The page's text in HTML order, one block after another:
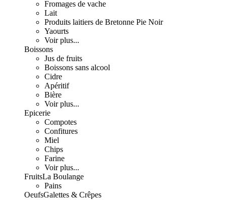
Fromages de vache
Lait
Produits laitiers de Bretonne Pie Noir
Yaourts
Voir plus...
Boissons
Jus de fruits
Boissons sans alcool
Cidre
Apéritif
Bière
Voir plus...
Epicerie
Compotes
Confitures
Miel
Chips
Farine
Voir plus...
FruitsLa Boulange
Pains
OeufsGalettes & Crêpes